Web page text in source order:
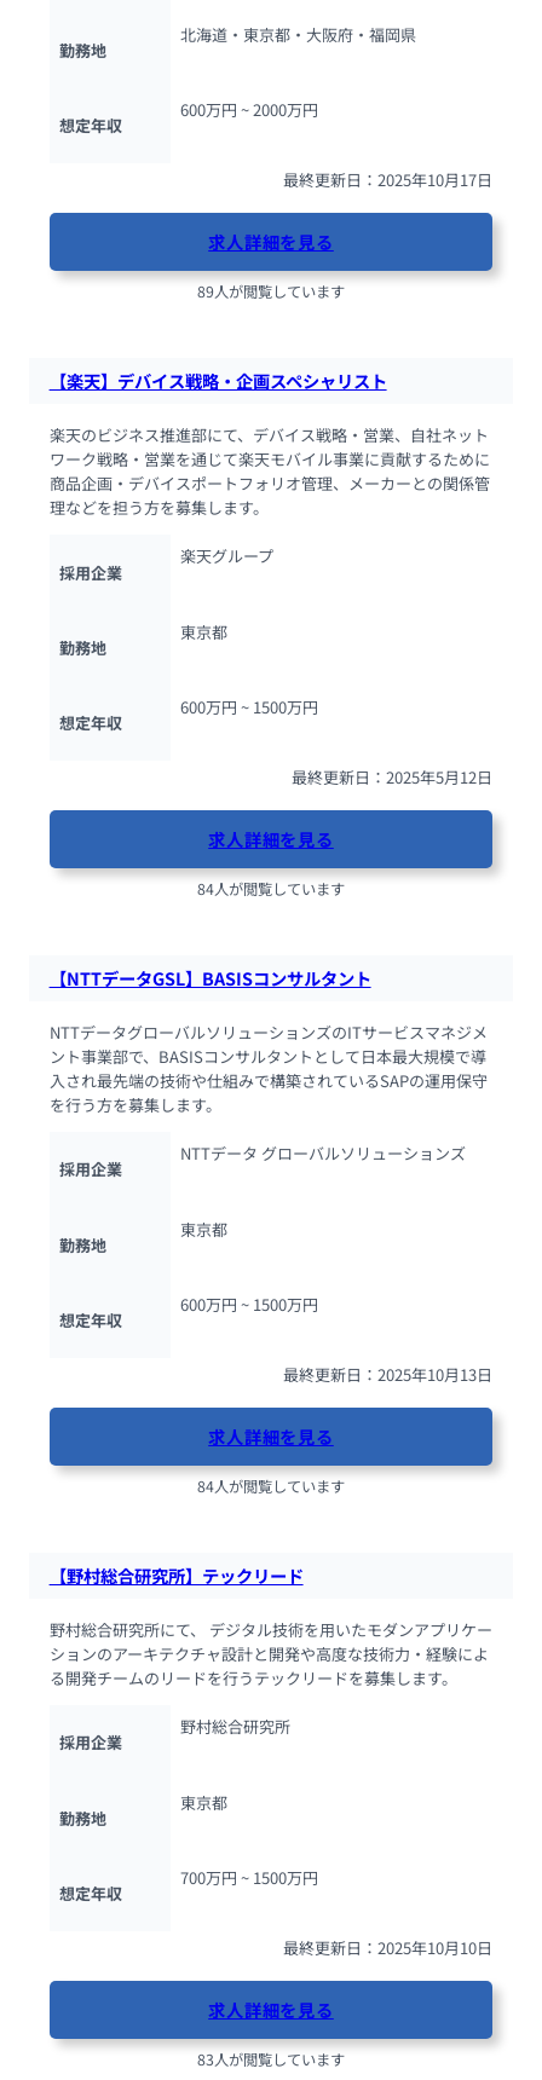
勤務地
北海道・東京都・大阪府・福岡県
想定年収
600万円 ~ 2000万円
最終更新日：2025年10月17日
求人詳細を見る
89人が閲覧しています
【楽天】デバイス戦略・企画スペシャリスト
楽天のビジネス推進部にて、デバイス戦略・営業、自社ネット
ワーク戦略・営業を通じて楽天モバイル事業に貢献するために
商品企画・デバイスポートフォリオ管理、メーカーとの関係管
理などを担う方を募集します。
採用企業
楽天グループ
勤務地
東京都
想定年収
600万円 ~ 1500万円
最終更新日：2025年5月12日
求人詳細を見る
84人が閲覧しています
【NTTデータGSL】BASISコンサルタント
NTTデータグローバルソリューションズのITサービスマネジメ
ント事業部で、BASISコンサルタントとして日本最大規模で導
入され最先端の技術や仕組みで構築されているSAPの運用保守
を行う方を募集します。
採用企業
NTTデータ グローバルソリューションズ
勤務地
東京都
想定年収
600万円 ~ 1500万円
最終更新日：2025年10月13日
求人詳細を見る
84人が閲覧しています
【野村総合研究所】テックリード
野村総合研究所にて、 デジタル技術を用いたモダンアプリケー
ションのアーキテクチャ設計と開発や高度な技術力・経験によ
る開発チームのリードを行うテックリードを募集します。
採用企業
野村総合研究所
勤務地
東京都
想定年収
700万円 ~ 1500万円
最終更新日：2025年10月10日
求人詳細を見る
83人が閲覧しています